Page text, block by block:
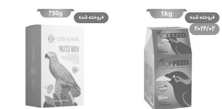
فروخته شده
2026/02
فروخته شده